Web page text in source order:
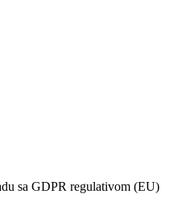
sa GDPR regulativom (EU)